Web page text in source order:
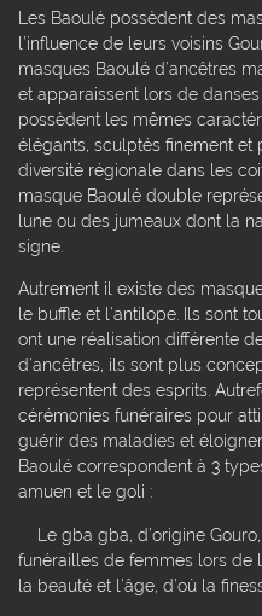
Les Baoulé possèdent des
l’influence de leurs voisins
masques Baoulé d’ancêtres
et apparaissent lors de
possèdent les mêmes
élégants, sculptés finement et
diversité régionale dans les
masque Baoulé double
lune ou des jumeaux dont la
signe.
Autrement il existe des
le buffle et l’antilope. Ils sont
ont une réalisation différente
d’ancêtres, ils sont plus
représentent des esprits.
cérémonies funéraires pour
guérir des maladies et
Baoulé correspondent à 3
amuen et le goli :
Le gba gba, d’origine
funérailles de femmes lors de
la beauté et l’âge, d’où la